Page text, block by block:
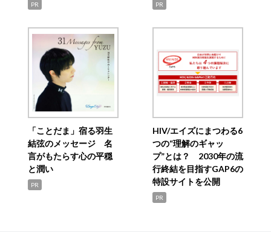
PR PR
「ことだま」宿る羽生
結弦のメッセージ 名
言がもたらす心の平穏
と潤い
PR
HIV/エイズにまつわる6
つの“理解のギャッ
プ”とは？ 2030年の流
行終結を目指すGAP6の
特設サイトを公開
PR